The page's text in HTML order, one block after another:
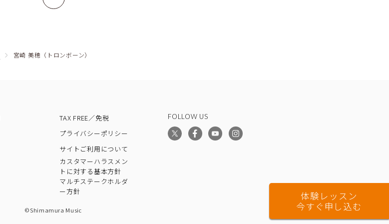
体験レッスン
今すぐ申し込む
宮崎 美穂（トロンボーン）
TAX FREE／免税
プライバシーポリシー
サイトご利用について
カスタマーハラスメン
トに対する基本方針
マルチステークホルダ
ー方針
FOLLOW US
©Shimamura Music